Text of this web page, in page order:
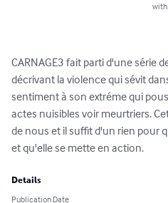
CARNAGE3 fait parti d'une série
décrivant la violence qui sévit
sentiment à son extréme qui
actes nuisibles voir meurtriers.
de nous et il suffit d'un rien pour
et qu'elle se mette en action.
Details
Publication Date